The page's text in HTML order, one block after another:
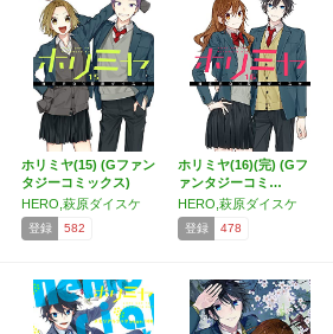
ホリミヤ(15) (Gファン
タジーコミックス)
HERO,萩原ダイスケ
登録 582
ホリミヤ(16)(完) (Gフ
ァンタジーコミ…
HERO,萩原ダイスケ
登録 478